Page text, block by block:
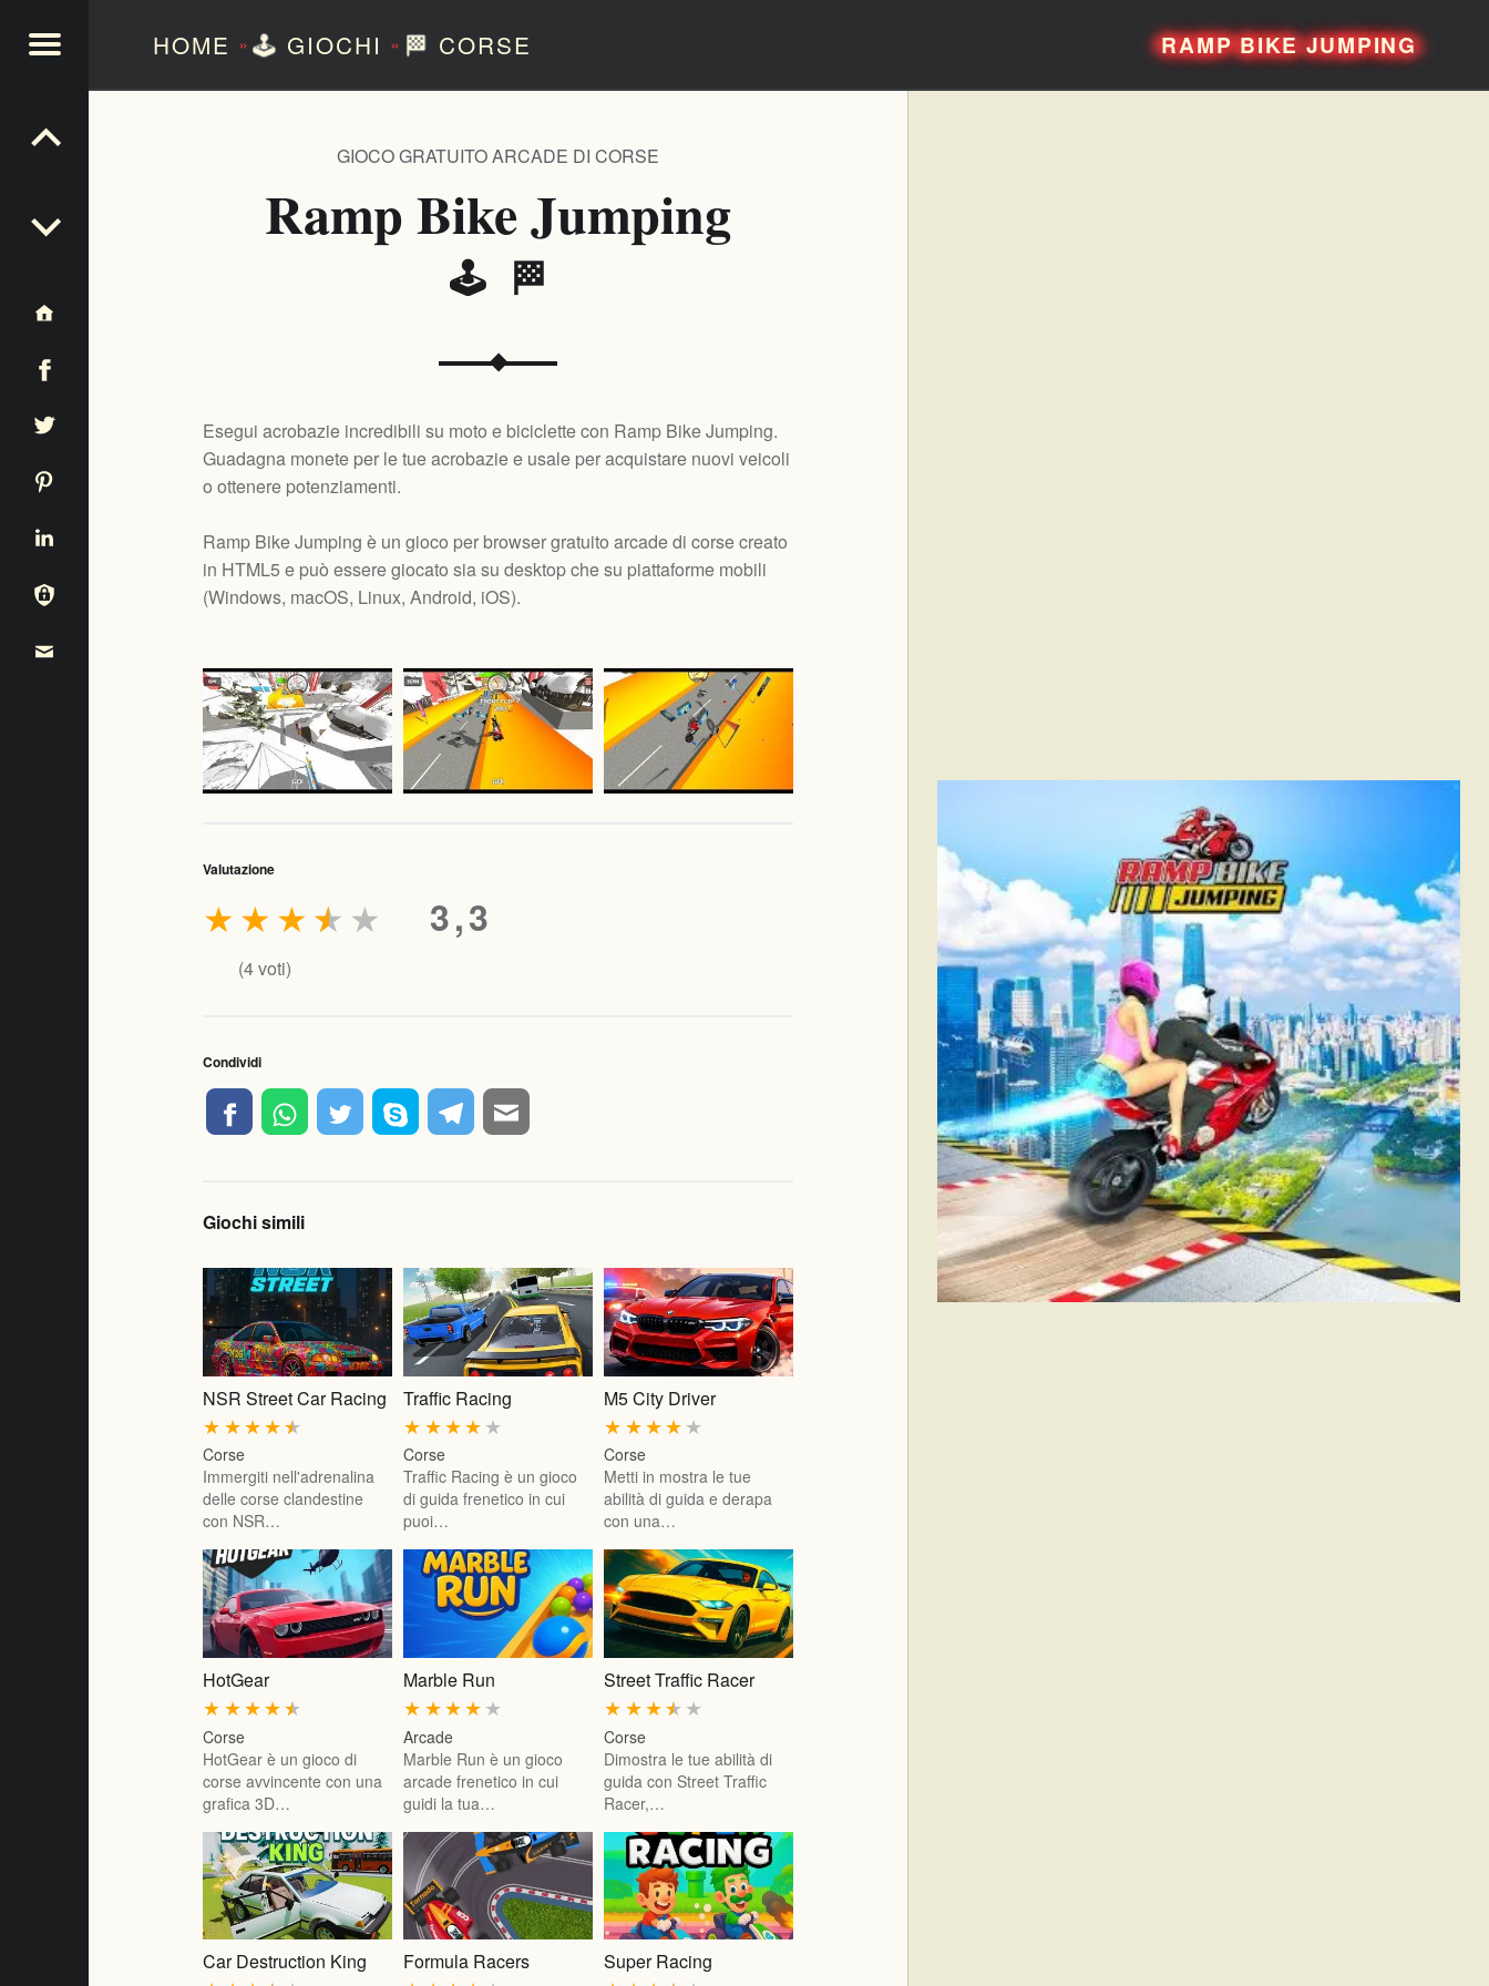
HOME »🕹️ GIOCHI » 🏁 CORSE RAMP BIKE JUMPING
Ramp Bike Jumping
🕹️ 🏁
GIOCO GRATUITO ARCADE DI CORSE
Esegui acrobazie incredibili su moto e biciclette con Ramp Bike Jumping.
Guadagna monete per le tue acrobazie e usale per acquistare nuovi veicoli
o ottenere potenziamenti.
Ramp Bike Jumping è un gioco per browser gratuito arcade di corse creato
in HTML5 e può essere giocato sia su desktop che su piattaforme mobili
(Windows, macOS, Linux, Android, iOS).
Valutazione
3,3
★
★
★
★
★
(4voti)
Condividi
Giochi simili
NSR Street Car Racing
★
★
★
★
★
Corse
Immergiti nell'adrenalina
delle corse clandestine
con NSR…
Traffic Racing
★
★
★
★
★
Corse
Traffic Racing è un gioco
di guida frenetico in cui
puoi…
M5 City Driver
★
★
★
★
★
Corse
Metti in mostra le tue
abilità di guida e derapa
con una…
HotGear
★
★
★
★
★
Corse
HotGear è un gioco di
corse avvincente con una
grafica 3D…
Marble Run
★
★
★
★
★
Arcade
Marble Run è un gioco
arcade frenetico in cui
guidi la tua…
Street Traffic Racer
★
★
★
★
★
Corse
Dimostra le tue abilità di
guida con Street Traffic
Racer,…
Car Destruction King Formula Racers Super Racing